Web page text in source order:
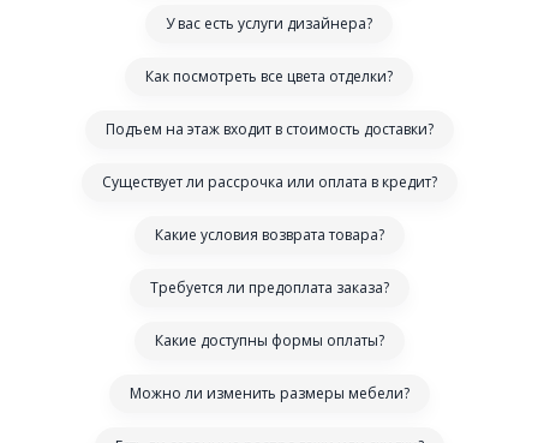
У вас есть услуги дизайнера?
Как посмотреть все цвета отделки?
Подъем на этаж входит в стоимость доставки?
Существует ли рассрочка или оплата в кредит?
Какие условия возврата товара?
Требуется ли предоплата заказа?
Какие доступны формы оплаты?
Можно ли изменить размеры мебели?